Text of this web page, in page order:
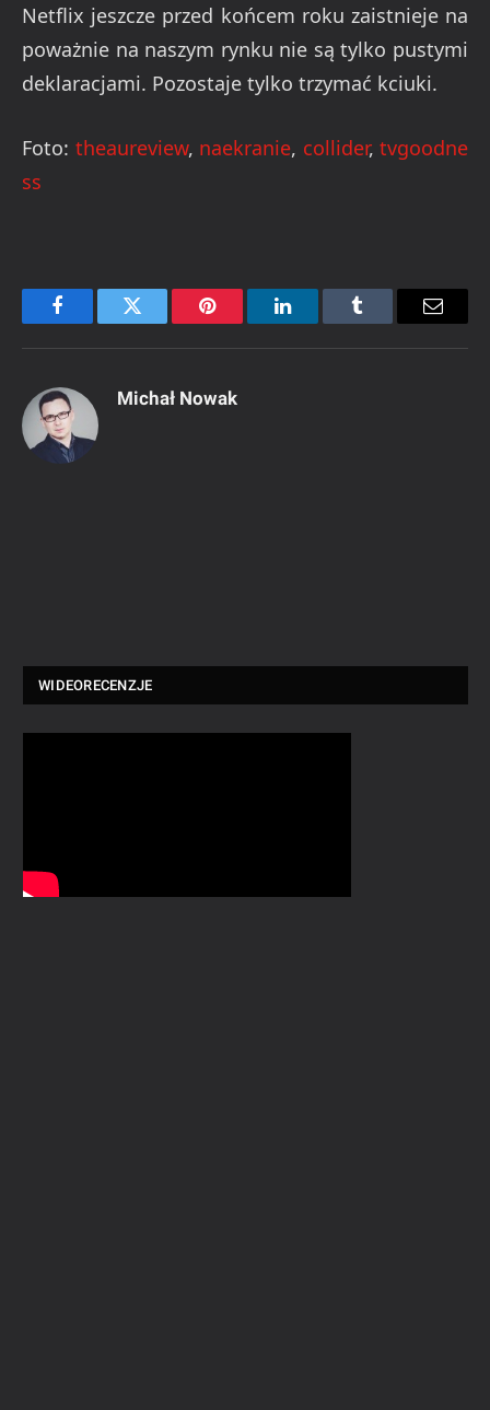
Netflix jeszcze przed końcem roku zaistnieje na
poważnie na naszym rynku nie są tylko pustymi
deklaracjami. Pozostaje tylko trzymać kciuki.
Foto: theaureview, naekranie, collider, tvgoodne
ss
FacebookTwitter Pinterest LinkedInTumblr Email
Michał Nowak
WIDEORECENZJE